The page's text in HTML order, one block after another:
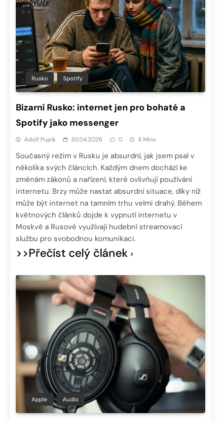
Rusko Spotify
Bizarní Rusko: internet jen pro bohaté a
Spotify jako messenger
Adolf Pupík 30.04.2026 0 8 Mins
Současný režim v Rusku je absurdní, jak jsem psal v
několika svých článcích. Každým dnem dochází ke
změnám zákonů a nařízení, které ovlivňují používání
internetu. Brzy může nastat absurdní situace, díky níž
může být internet na tamním trhu velmi drahý. Během
květnových článků dojde k vypnutí internetu v
Moskvě a Rusové využívají hudební streamovací
službu pro svobodnou komunikaci.
>>Přečíst celý článek
Apple Audio